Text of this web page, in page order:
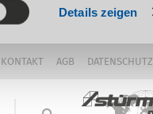
Details zeigen
KONTAKT AGB DATENSCHUTZ